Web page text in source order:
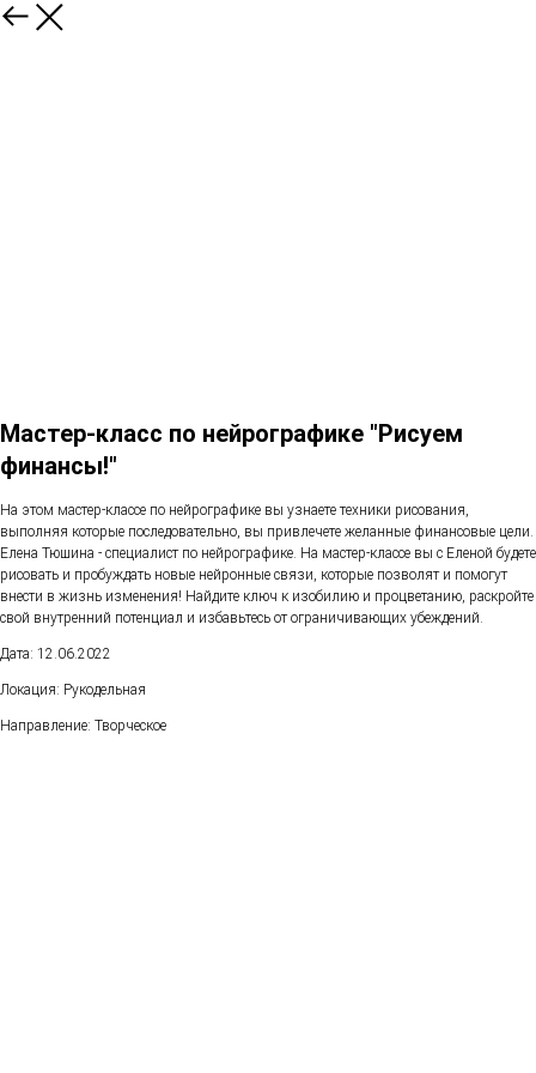
Мастер-класс по нейрографике "Рисуем
финансы!"
На этом мастер-классе по нейрографике вы узнаете техники рисования,
выполняя которые последовательно, вы привлечете желанные финансовые цели.
Елена Тюшина - специалист по нейрографике. На мастер-классе вы с Еленой будете
рисовать и пробуждать новые нейронные связи, которые позволят и помогут
внести в жизнь изменения! Найдите ключ к изобилию и процветанию, раскройте
свой внутренний потенциал и избавьтесь от ограничивающих убеждений.
Дата: 12.06.2022
Локация: Рукодельная
Направление: Творческое